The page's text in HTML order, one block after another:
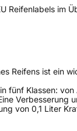
Reifenlabels im
Reifens ist ein
fünf Klassen:
Verbesserung
von 0,1 Liter